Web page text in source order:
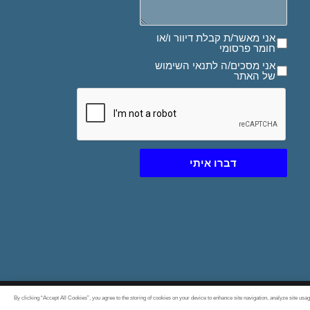
אני מאשר/ת קבלת דיוור ו/או חומר פרסומי
אני מאשר/ת קבלת דיוור ו/או
חומר פרסומי
אני מסכים/ה לתנאי השימוש של האתר
אני מסכים/ה לתנאי השימוש
של האתר
דברו איתי
Created By - בניית אתרים
By clicking “Accept All Cookies”, you agree to the storing of cookies on your device to enhance site navigation, analyze site